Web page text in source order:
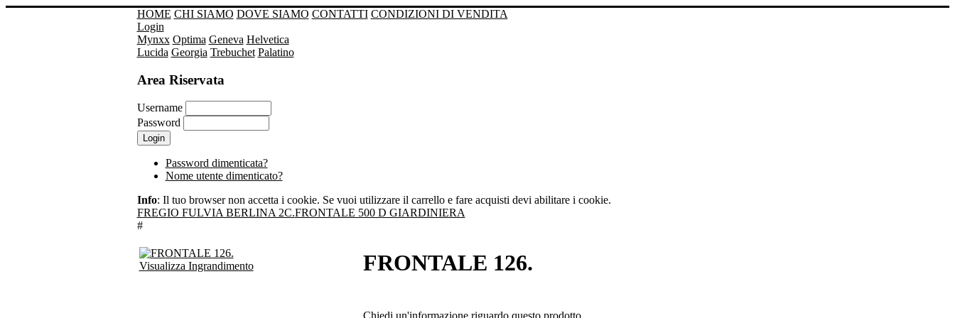
HOME CHI SIAMO DOVE SIAMO CONTATTI CONDIZIONI DI VENDITA
Login
Mynxx Optima Geneva Helvetica
Lucida Georgia Trebuchet Palatino
Area Riservata
Username
Password
Password dimenticata?
Nome utente dimenticato?
Info: Il tuo browser non accetta i cookie. Se vuoi utilizzare il carrello e fare acquisti devi abilitare i cookie.
FREGIO FULVIA BERLINA 2C.FRONTALE 500 D GIARDINIERA
#
Visualizza Ingrandimento FRONTALE 126.